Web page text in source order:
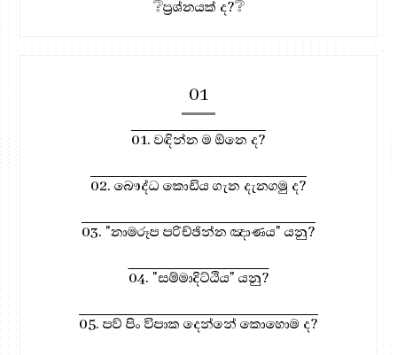
❔ප්‍රශ්නයක් ද?❔
01
01. වඳින්න ම ඕනෙ ද?
02. බෞද්ධ කොඩිය ගැන දැනගමු ද?
03. "නාමරූප පරිච්ඡින්න ඤාණය" යනු?
04. "සම්මාදිට්ඨිය" යනු?
05. පව් පිං විපාක දෙන්නේ කොහොම ද?